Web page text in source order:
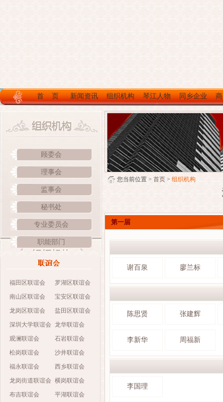
首 页 新闻资讯 组织机构 琴江人物 同乡企业
顾委会
理事会
监事会
秘书处
专业委员会
职能部门
福田区联谊会
罗湖区联谊会
南山区联谊会
宝安区联谊会
龙岗区联谊会
盐田区联谊会
深圳大学联谊会 龙华联谊会
观澜联谊会
石岩联谊会
松岗联谊会
沙井联谊会
福永联谊会
西乡联谊会
龙岗街道联谊会 横岗联谊会
布吉联谊会
平湖联谊会
您当前位置 > 首页 > 组织机构
第一届
谢百泉 廖兰标
陈思贤 张建辉
李新华 周福新
李国理